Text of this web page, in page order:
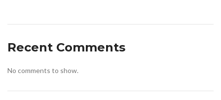
Recent Comments
No comments to show.